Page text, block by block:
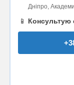
Дніпро,
📱 Консультую